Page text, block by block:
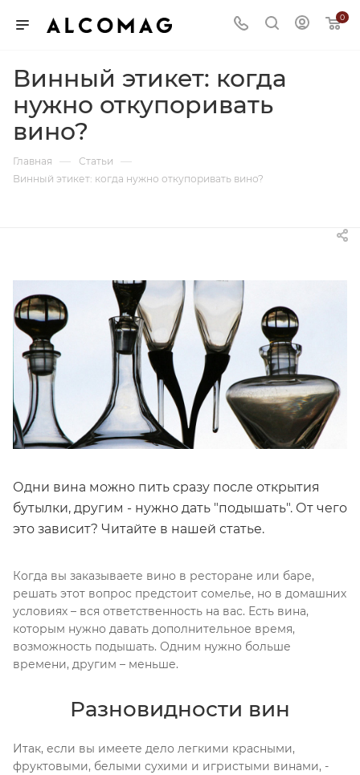
0
Винный этикет: когда
нужно откупоривать
вино?
Главная — Статьи —
Винный этикет: когда нужно откупоривать вино?
Одни вина можно пить сразу после открытия
бутылки, другим - нужно дать "подышать". От чего
это зависит? Читайте в нашей статье.
Когда вы заказываете вино в ресторане или баре,
решать этот вопрос предстоит сомелье, но в домашних
условиях – вся ответственность на вас. Есть вина,
которым нужно давать дополнительное время,
возможность подышать. Одним нужно больше
времени, другим – меньше.
Разновидности вин
Итак, если вы имеете дело легкими красными,
фруктовыми, белыми сухими и игристыми винами, -